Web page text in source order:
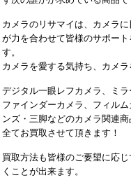
カメラのリサマイは、カメラ
が力を合わせて皆様のサポー
す。
カメラを愛する気持ち、カメ
デジタル一眼レフカメラ、ミ
ファインダーカメラ、フィル
ンズ・三脚などのカメラ関連
全てお買取させて頂きます！
買取方法も皆様のご要望に応
くことが出来ます。